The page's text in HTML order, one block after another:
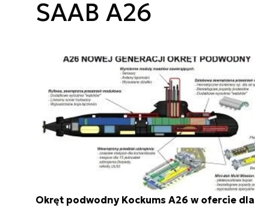
SAAB A26
Okręt podwodny Kockums A26 w ofercie dla